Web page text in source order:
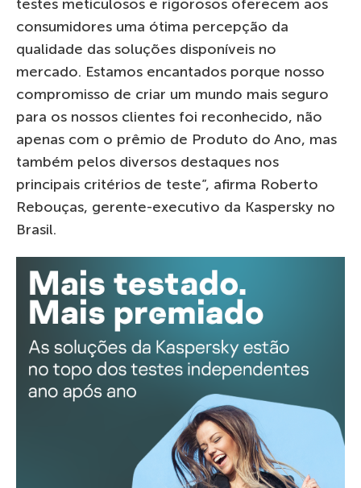
testes meticulosos e rigorosos oferecem aos
consumidores uma ótima percepção da
qualidade das soluções disponíveis no
mercado. Estamos encantados porque nosso
compromisso de criar um mundo mais seguro
para os nossos clientes foi reconhecido, não
apenas com o prêmio de Produto do Ano, mas
também pelos diversos destaques nos
principais critérios de teste”, afirma Roberto
Rebouças, gerente-executivo da Kaspersky no
Brasil.